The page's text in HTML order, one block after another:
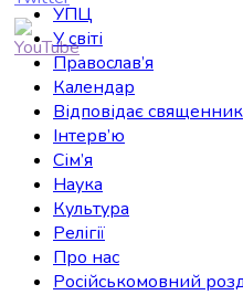
УПЦ
У світі
Православ’я
Календар
Відповідає священник
Інтерв’ю
Сім’я
Наука
Культура
Релігії
Про нас
Російськомовний